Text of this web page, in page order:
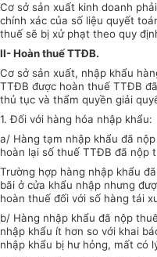
Cơ sở sản xuất kinh doanh
chính xác của số liệu quyết
thuế sẽ bị xử phạt theo quy
II- Hoàn thuế TTĐB.
Cơ sở sản xuất, nhập khẩu
TTĐB được hoàn thuế TTĐB
thủ tục và thẩm quyền giải
1. Đối với hàng hóa nhập khẩu:
a/ Hàng tạm nhập khẩu đã
hoàn lại số thuế TTĐB đã nộp
Trường hợp hàng nhập khẩu
bãi ở cửa khẩu nhập nhưng
hoàn thuế đối với số hàng tái
b/ Hàng nhập khẩu đã nộp
nhập khẩu ít hơn so với khai
nhập khẩu bị hư hỏng, mất có